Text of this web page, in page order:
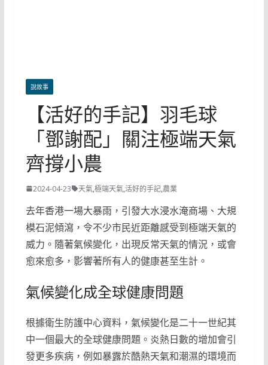
說故事
【活好的手記】羽毛球
「鄧謝配」關注極端天氣
齊撐小農
2024-04-23 天氣,極端天氣,活好的手記,農業
去年香港一場大暴雨，引發大水浸水淹商場、大規
模石泥傾瀉，令不少市民近距離感受到極端天氣的
威力。隨著氣候變化，出現反常天氣的情況，或會
愈來愈多，影響著所有人的健康甚至生計。
氣候變化成全球健康問題
根據衛生防護中心資料，氣候變化是二十一世紀其
中一個最大的全球健康問題。炎熱日數的增加會引
發更多疾病，例如暴露於酷熱天氣和潮濕的環境而